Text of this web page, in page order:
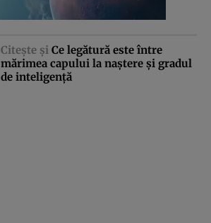
Citeşte şi Ce legătură este între
mărimea capului la naştere şi gradul
de inteligenţă